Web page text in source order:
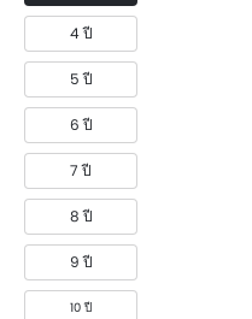
4 ปี
5 ปี
6 ปี
7 ปี
8 ปี
9 ปี
10 ปี